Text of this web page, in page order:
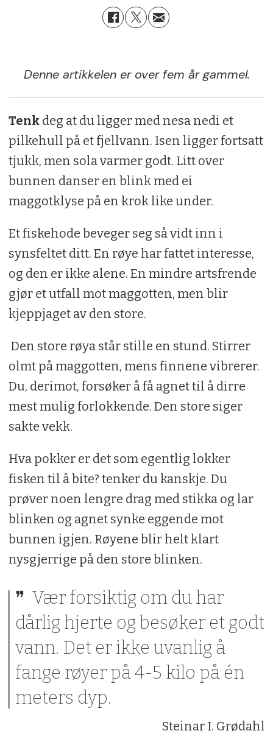
Denne artikkelen er over fem år gammel.
Tenkdeg at du ligger med nesa nedi et
pilkehull på et fjellvann. Isen ligger fortsatt
tjukk, men sola varmer godt. Litt over
bunnen danser en blink med ei
maggotklyse på en krok like under.
Et fiskehode beveger seg så vidt inn i
synsfeltet ditt. En røye har fattet interesse,
og den er ikke alene. En mindre artsfrende
gjør et utfall mot maggotten, men blir
kjeppjaget av den store.
Den store røya står stille en stund. Stirrer
olmt på maggotten, mens finnene vibrerer.
Du, derimot, forsøker å få agnet til å dirre
mest mulig forlokkende. Den store siger
sakte vekk.
Hva pokker er det som egentlig lokker
fisken til å bite? tenker du kanskje. Du
prøver noen lengre drag med stikka og lar
blinken og agnet synke eggende mot
bunnen igjen. Røyene blir helt klart
nysgjerrige på den store blinken.
Vær forsiktig om du har
dårlig hjerte og besøker et godt
vann. Det er ikke uvanlig å
fange røyer på 4-5 kilo på én
meters dyp.
Steinar I. Grødahl